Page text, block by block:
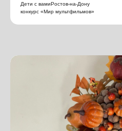
Дети с вамиРостов-на-Дону
конкурс «Мир мультфильмов»